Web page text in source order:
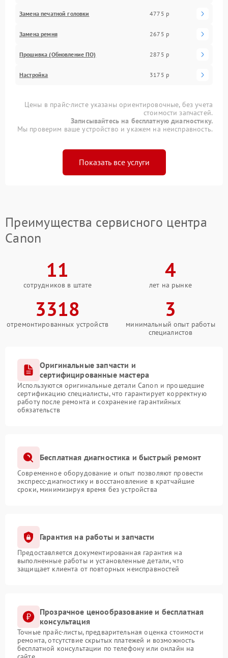
Замена печатной головки 4775 р
Замена ремня 2675 р
Прошивка (Обновление ПО) 2875 р
Настройка 3175 р
Цены в прайс-листе указаны ориентировочные, без учета
стоимости запчастей.
Записывайтесь на бесплатную диагностику.
Мы проверим ваше устройство и укажем на неисправность.
Показать все услуги
Преимущества сервисного центра
Canon
11
сотрудников в штате
4
лет на рынке
3318
отремонтированных устройств
3
минимальный опыт работы
специалистов
Оригинальные запчасти и
сертифицированные мастера
Используются оригинальные детали Canon и прошедшие
сертификацию специалисты, что гарантирует корректную
работу после ремонта и сохранение гарантийных
обязательств
Бесплатная диагностика и быстрый ремонт
Современное оборудование и опыт позволяют провести
экспресс-диагностику и восстановление в кратчайшие
сроки, минимизируя время без устройства
Гарантия на работы и запчасти
Предоставляется документированная гарантия на
выполненные работы и установленные детали, что
защищает клиента от повторных неисправностей
Прозрачное ценообразование и бесплатная
консультация
Точные прайс-листы, предварительная оценка стоимости
ремонта, отсутствие скрытых платежей и возможность
бесплатной консультации по телефону или онлайн на